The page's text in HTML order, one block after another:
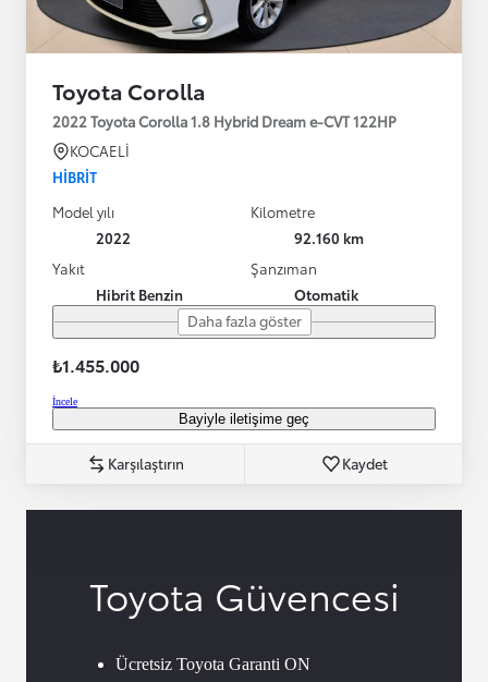
Toyota Corolla
2022 Toyota Corolla 1.8 Hybrid Dream e-CVT 122HP
KOCAELİ
HIBRIT
Model yılı
2022
Kilometre
92.160 km
Yakıt
Hibrit Benzin
Şanzıman
Otomatik
Daha fazla göster
₺1.455.000
İncele
Bayiyle iletişime geç
Karşılaştırın Kaydet
Toyota Güvencesi
Ücretsiz Toyota Garanti ON